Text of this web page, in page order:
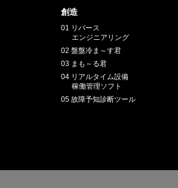
創造
01 リバース
エンジニアリング
02 盤盤冷ま～す君
03 まも～る君
04 リアルタイム設備
稼働管理ソフト
05 故障予知診断ツール